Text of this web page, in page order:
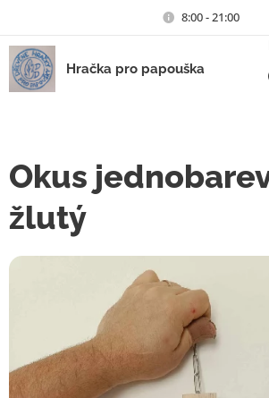
8:00 - 21:00
Hračka pro papouška
Okus
žlutý